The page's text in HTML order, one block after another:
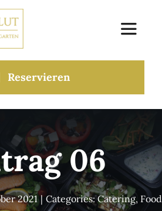
Toggle
Reservieren
06
2021 | Categories:Catering, Food